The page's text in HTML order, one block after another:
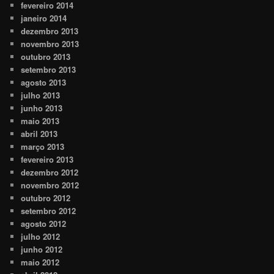
fevereiro 2014
janeiro 2014
dezembro 2013
novembro 2013
outubro 2013
setembro 2013
agosto 2013
julho 2013
junho 2013
maio 2013
abril 2013
março 2013
fevereiro 2013
dezembro 2012
novembro 2012
outubro 2012
setembro 2012
agosto 2012
julho 2012
junho 2012
maio 2012